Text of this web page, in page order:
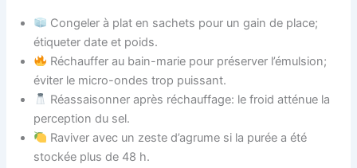
Congeler à plat en sachets pour un gain de place;
étiqueter date et poids.
Réchauffer au bain-marie pour préserver l’émulsion;
éviter le micro-ondes trop puissant.
Réassaisonner après réchauffage: le froid atténue la
perception du sel.
Raviver avec un zeste d’agrume si la purée a été
stockée plus de 48 h.